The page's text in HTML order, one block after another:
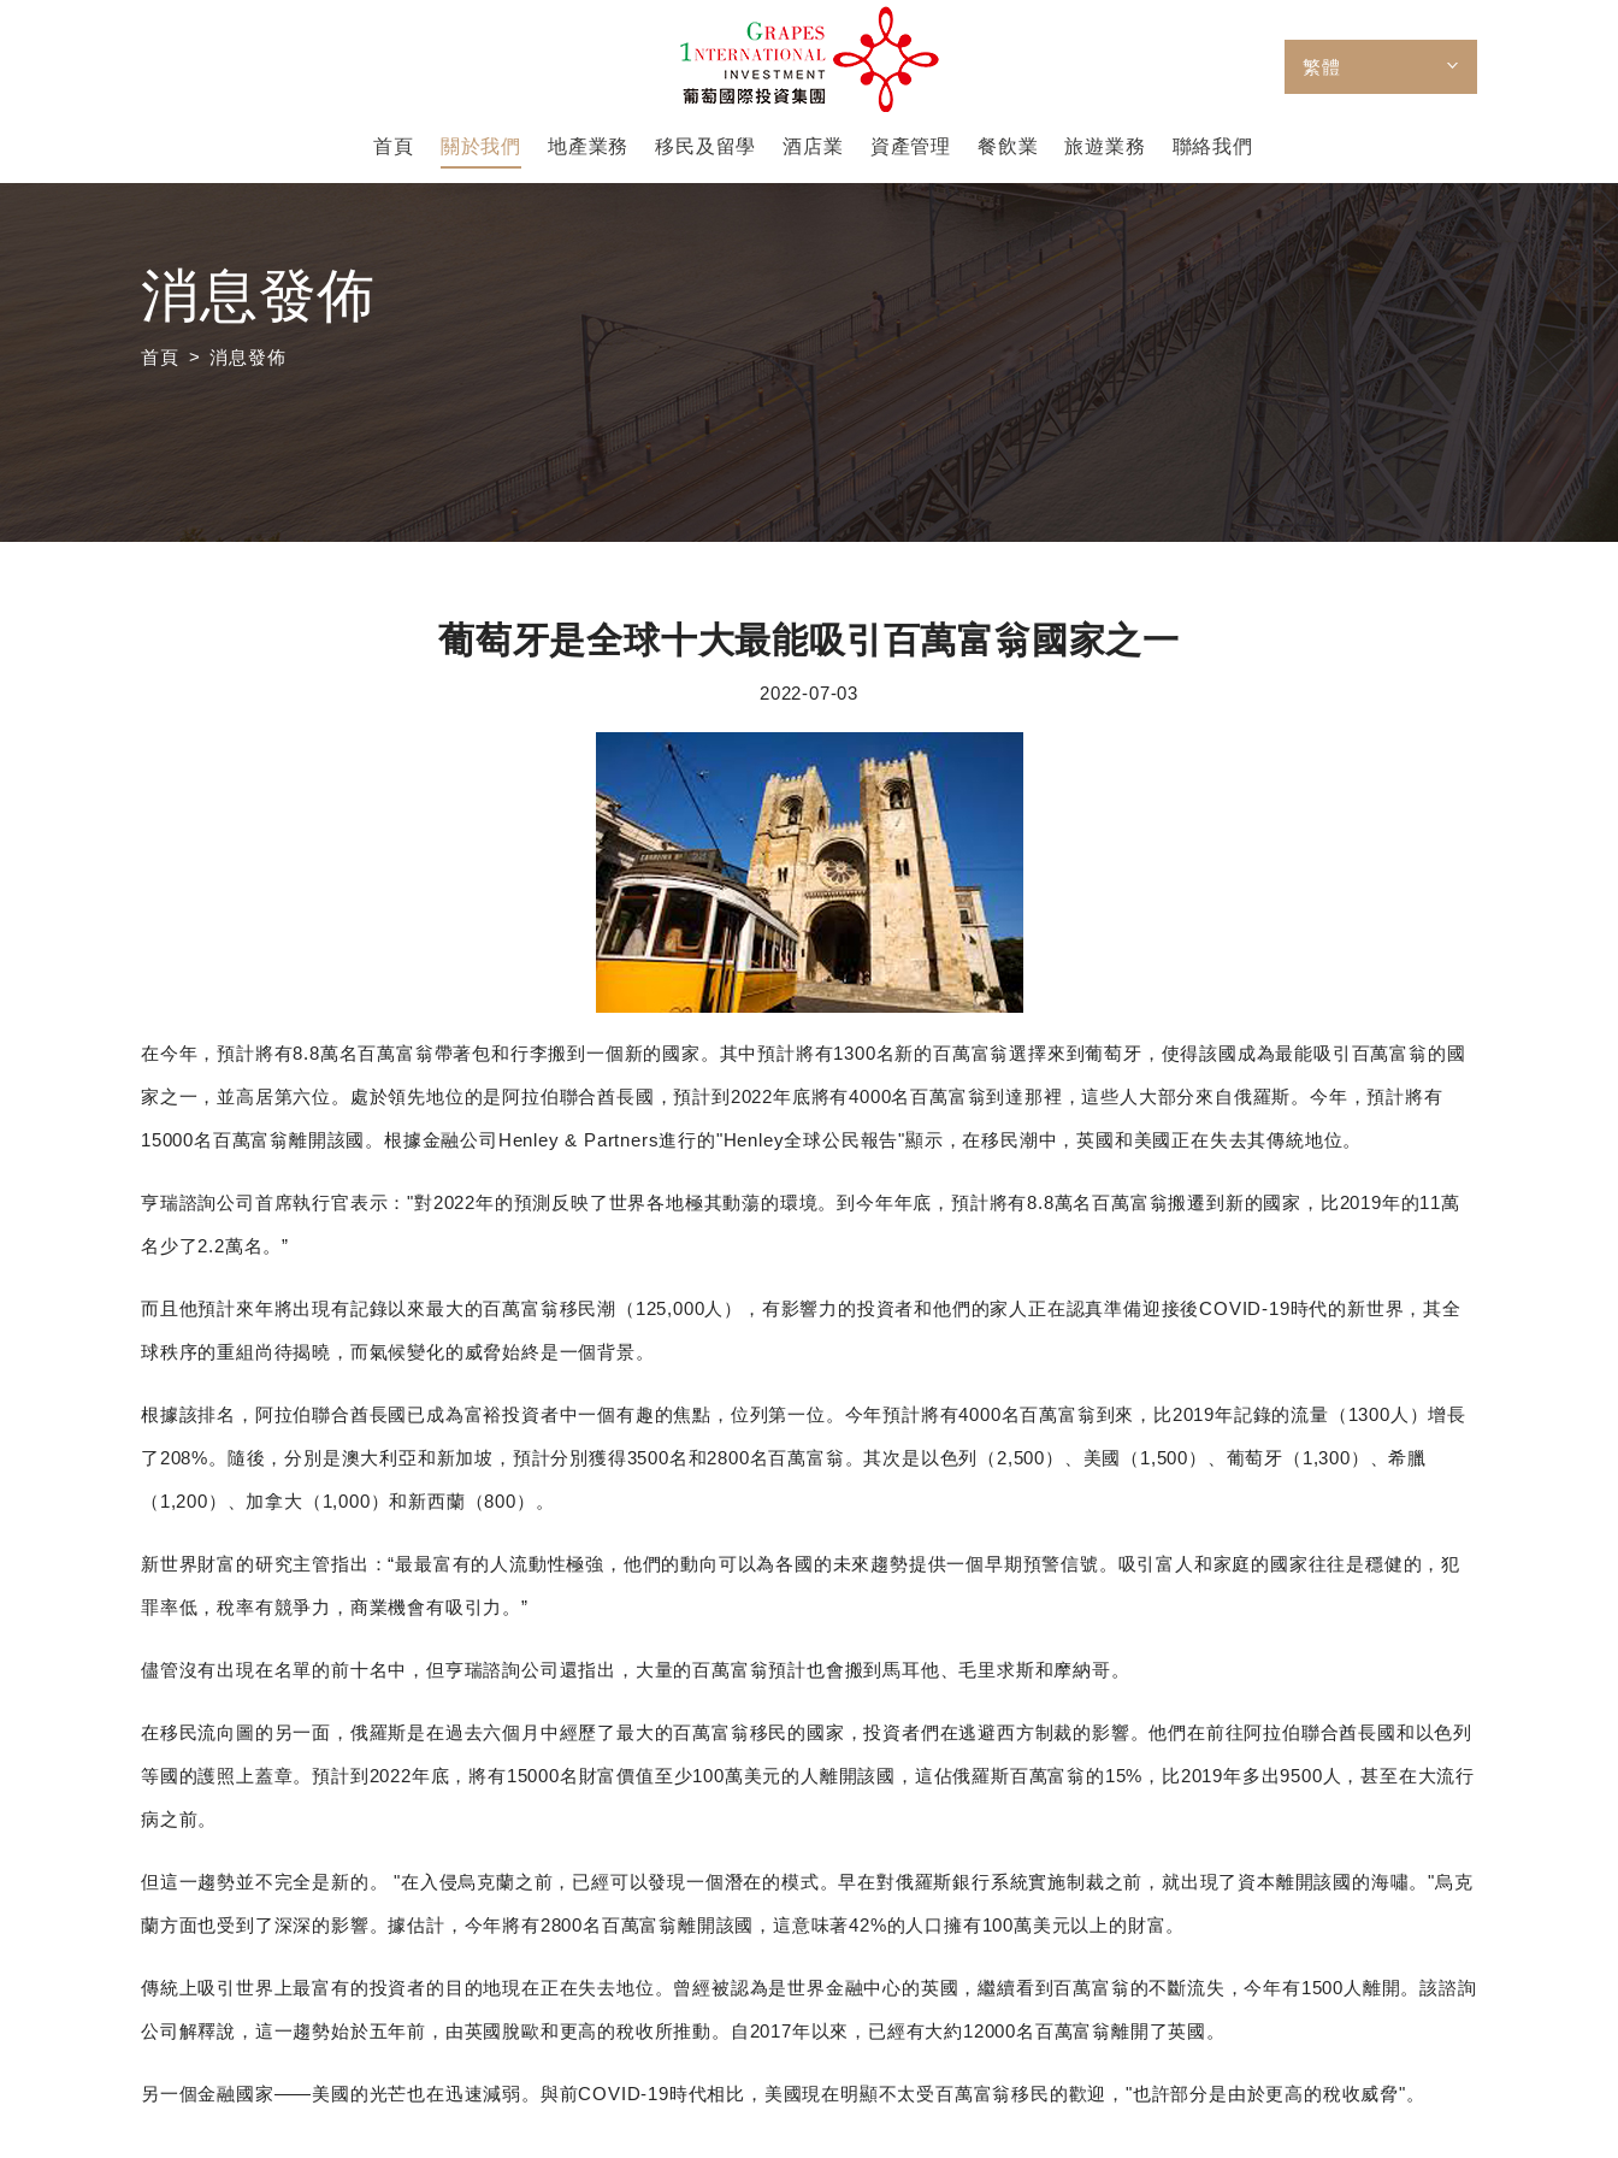
繁體
首頁 關於我們 地產業務 移民及留學 酒店業 資產管理 餐飲業 旅遊業務 聯絡我們
消息發佈
首頁 消息發佈
葡萄牙是全球十大最能吸引百萬富翁國家之一
2022-07-03
在今年，預計將有8.8萬名百萬富翁帶著包和行李搬到一個新的國家。其中預計將有1300名新的百萬富翁選擇來到葡萄牙，使得該國成為最能吸引百萬富翁的國
家之一，並高居第六位。處於領先地位的是阿拉伯聯合酋長國，預計到2022年底將有4000名百萬富翁到達那裡，這些人大部分來自俄羅斯。今年，預計將有
15000名百萬富翁離開該國。根據金融公司Henley & Partners進行的"Henley全球公民報告"顯示，在移民潮中，英國和美國正在失去其傳統地位。
亨瑞諮詢公司首席執行官表示："對2022年的預測反映了世界各地極其動蕩的環境。到今年年底，預計將有8.8萬名百萬富翁搬遷到新的國家，比2019年的11萬
名少了2.2萬名。”
而且他預計來年將出現有記錄以來最大的百萬富翁移民潮（125,000人），有影響力的投資者和他們的家人正在認真準備迎接後COVID-19時代的新世界，其全
球秩序的重組尚待揭曉，而氣候變化的威脅始終是一個背景。
根據該排名，阿拉伯聯合酋長國已成為富裕投資者中一個有趣的焦點，位列第一位。今年預計將有4000名百萬富翁到來，比2019年記錄的流量（1300人）增長
了208%。隨後，分別是澳大利亞和新加坡，預計分別獲得3500名和2800名百萬富翁。其次是以色列（2,500）、美國（1,500）、葡萄牙（1,300）、希臘
（1,200）、加拿大（1,000）和新西蘭（800）。
新世界財富的研究主管指出：“最最富有的人流動性極強，他們的動向可以為各國的未來趨勢提供一個早期預警信號。吸引富人和家庭的國家往往是穩健的，犯
罪率低，稅率有競爭力，商業機會有吸引力。”
儘管沒有出現在名單的前十名中，但亨瑞諮詢公司還指出，大量的百萬富翁預計也會搬到馬耳他、毛里求斯和摩納哥。
在移民流向圖的另一面，俄羅斯是在過去六個月中經歷了最大的百萬富翁移民的國家，投資者們在逃避西方制裁的影響。他們在前往阿拉伯聯合酋長國和以色列
等國的護照上蓋章。預計到2022年底，將有15000名財富價值至少100萬美元的人離開該國，這佔俄羅斯百萬富翁的15%，比2019年多出9500人，甚至在大流行
病之前。
但這一趨勢並不完全是新的。 "在入侵烏克蘭之前，已經可以發現一個潛在的模式。早在對俄羅斯銀行系統實施制裁之前，就出現了資本離開該國的海嘯。"烏克
蘭方面也受到了深深的影響。據估計，今年將有2800名百萬富翁離開該國，這意味著42%的人口擁有100萬美元以上的財富。
傳統上吸引世界上最富有的投資者的目的地現在正在失去地位。曾經被認為是世界金融中心的英國，繼續看到百萬富翁的不斷流失，今年有1500人離開。該諮詢
公司解釋說，這一趨勢始於五年前，由英國脫歐和更高的稅收所推動。自2017年以來，已經有大約12000名百萬富翁離開了英國。
另一個金融國家——美國的光芒也在迅速減弱。與前COVID-19時代相比，美國現在明顯不太受百萬富翁移民的歡迎，"也許部分是由於更高的稅收威脅"。